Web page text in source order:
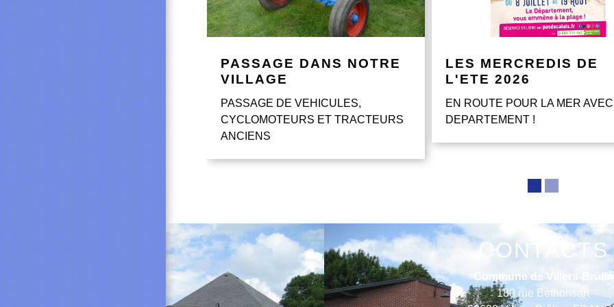
PASSAGE DANS NOTRE
VILLAGE
PASSAGE DE VEHICULES,
CYCLOMOTEURS ET TRACTEURS
ANCIENS
LES MERCREDIS DE
L'ETE 2026
EN ROUTE POUR LA MER
DEPARTEMENT !
CONTACTS
Commune de Villers-Brûlin
180 rue Béthonsart